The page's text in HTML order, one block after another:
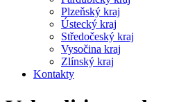
Plzeňský kraj
Ústecký kraj
Středočeský kraj
Vysočina kraj
Zlínský kraj
Kontakty